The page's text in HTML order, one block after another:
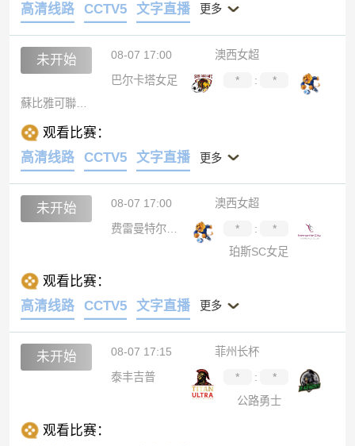
高清线路
CCTV5 文字直播 更多
未开始 08-07 17:00
澳西女超
巴尔卡塔女足
* :
*
观看比赛：
高清线路
CCTV5 文字直播 更多
未开始 08-07 17:00
澳西女超
费雷曼特尔市女足
* :
*
珀斯SC女足
观看比赛：
高清线路
CCTV5 文字直播 更多
未开始 08-07 17:15
菲州长杯
泰丰吉普
* :
*
公路勇士
观看比赛：